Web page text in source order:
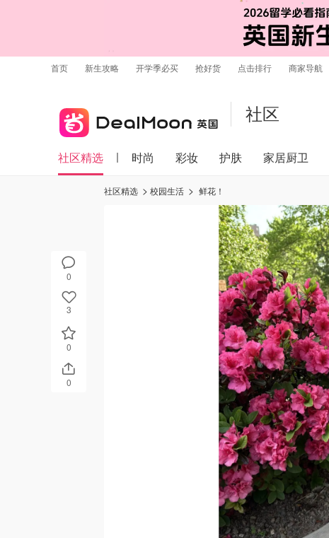
首页 新生攻略 开学季必买 抢好货 点击排行 商家导航
社区
社区精选 时尚 彩妆 护肤 家居厨卫
0
3
0
0
社区精选 校园生活 鲜花！